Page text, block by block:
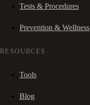
Tests & Procedures
Prevention & Wellness
RESOURCES
Tools
Blog